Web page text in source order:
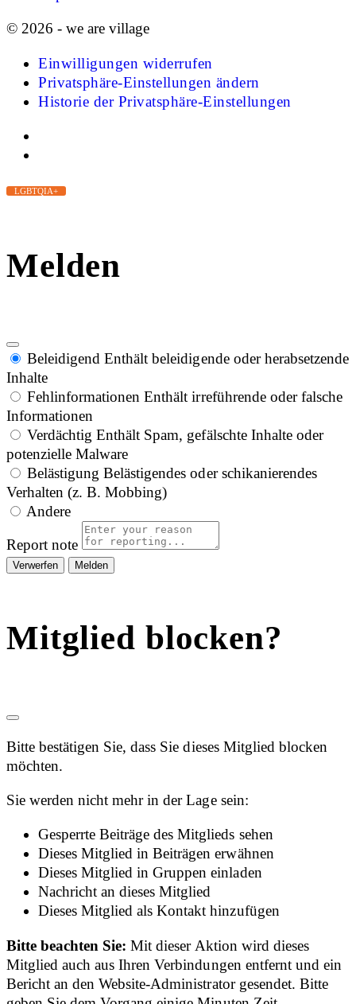
© 2026 - we are village
Einwilligungen widerrufen
Privatsphäre-Einstellungen ändern
Historie der Privatsphäre-Einstellungen
LGBTQIA+
Melden
Beleidigend Enthält beleidigende oder herabsetzende
Inhalte
Fehlinformationen Enthält irreführende oder falsche
Informationen
Verdächtig Enthält Spam, gefälschte Inhalte oder
potenzielle Malware
Belästigung Belästigendes oder schikanierendes
Verhalten (z. B. Mobbing)
Andere
Report note
Melden
Mitglied blocken?
Bitte bestätigen Sie, dass Sie dieses Mitglied blocken
möchten.
Sie werden nicht mehr in der Lage sein:
Gesperrte Beiträge des Mitglieds sehen
Dieses Mitglied in Beiträgen erwähnen
Dieses Mitglied in Gruppen einladen
Nachricht an dieses Mitglied
Dieses Mitglied als Kontakt hinzufügen
Bitte beachten Sie:Mit dieser Aktion wird dieses
Mitglied auch aus Ihren Verbindungen entfernt und ein
Bericht an den Website-Administrator gesendet. Bitte